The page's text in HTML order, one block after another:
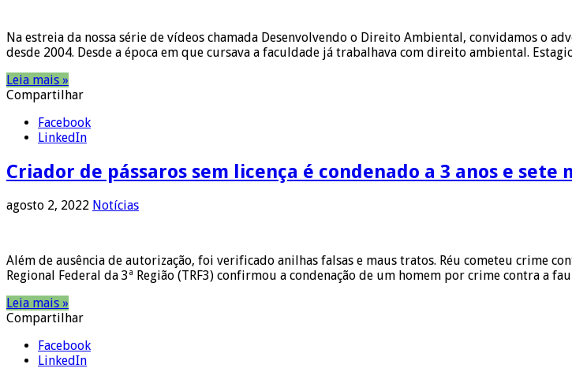
Na estreia da nossa série de vídeos chamada Desenvolvendo o Direito Ambiental, convidamos o
desde 2004. Desde a época em que cursava a faculdade já trabalhava com direito ambiental.
Leia mais »
Compartilhar
Facebook
LinkedIn
Criador de pássaros sem licença é condenado a 3 anos e sete
agosto 2, 2022 Notícias
Além de ausência de autorização, foi verificado anilhas falsas e maus tratos. Réu cometeu crime
Regional Federal da 3ª Região (TRF3) confirmou a condenação de um homem por crime contra a
Leia mais »
Compartilhar
Facebook
LinkedIn